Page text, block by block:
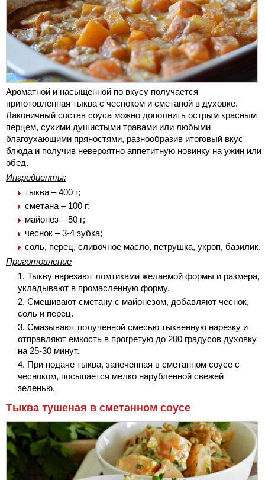
Ароматной и насыщенной по вкусу получается
приготовленная тыква с чесноком и сметаной в духовке.
Лаконичный состав соуса можно дополнить острым красным
перцем, сухими душистыми травами или любыми
благоухающими пряностями, разнообразив итоговый вкус
блюда и получив невероятно аппетитную новинку на ужин или
обед.
Ингредиенты:
тыква – 400 г;
сметана – 100 г;
майонез – 50 г;
чеснок – 3-4 зубка;
соль, перец, сливочное масло, петрушка, укроп, базилик.
Приготовление
Тыкву нарезают ломтиками желаемой формы и размера,
укладывают в промасленную форму.
Смешивают сметану с майонезом, добавляют чеснок,
соль и перец.
Смазывают полученной смесью тыквенную нарезку и
отправляют емкость в прогретую до 200 градусов духовку
на 25-30 минут.
При подаче тыква, запеченная в сметанном соусе с
чесноком, посыпается мелко нарубленной свежей
зеленью.
Тыква тушеная в сметанном соусе